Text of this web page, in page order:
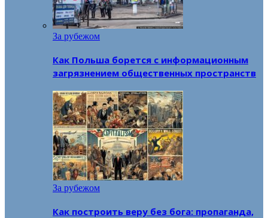
За рубежом
Как Польша борется с информационным
загрязнением общественных пространств
За рубежом
Как построить веру без бога: пропаганда,